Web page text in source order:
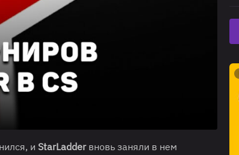
и StarLadderвновь заняли в нем